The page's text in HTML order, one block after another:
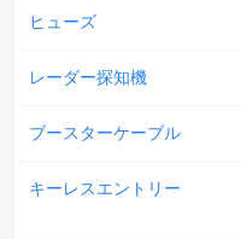
ヒューズ
レーダー探知機
ブースターケーブル
キーレスエントリー